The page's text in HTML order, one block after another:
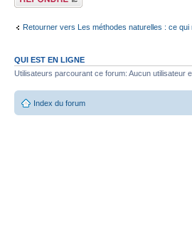
Retourner vers Les méthodes naturelles : ce qui
QUI EST EN LIGNE
Utilisateurs parcourant ce forum: Aucun utilisateur
Index du forum